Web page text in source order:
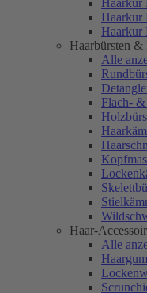
Haarkur
Haarkur
Haarkur
Haarbürsten &
Alle
Flach- &
Haar-
Alle